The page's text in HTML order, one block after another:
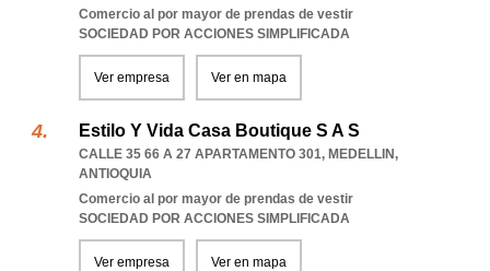
Comercio al por mayor de prendas de vestir
SOCIEDAD POR ACCIONES SIMPLIFICADA
Ver empresa Ver en mapa
Estilo Y Vida Casa Boutique S A S
CALLE 35 66 A 27 APARTAMENTO 301, MEDELLIN,
ANTIOQUIA
Comercio al por mayor de prendas de vestir
SOCIEDAD POR ACCIONES SIMPLIFICADA
Ver empresa Ver en mapa